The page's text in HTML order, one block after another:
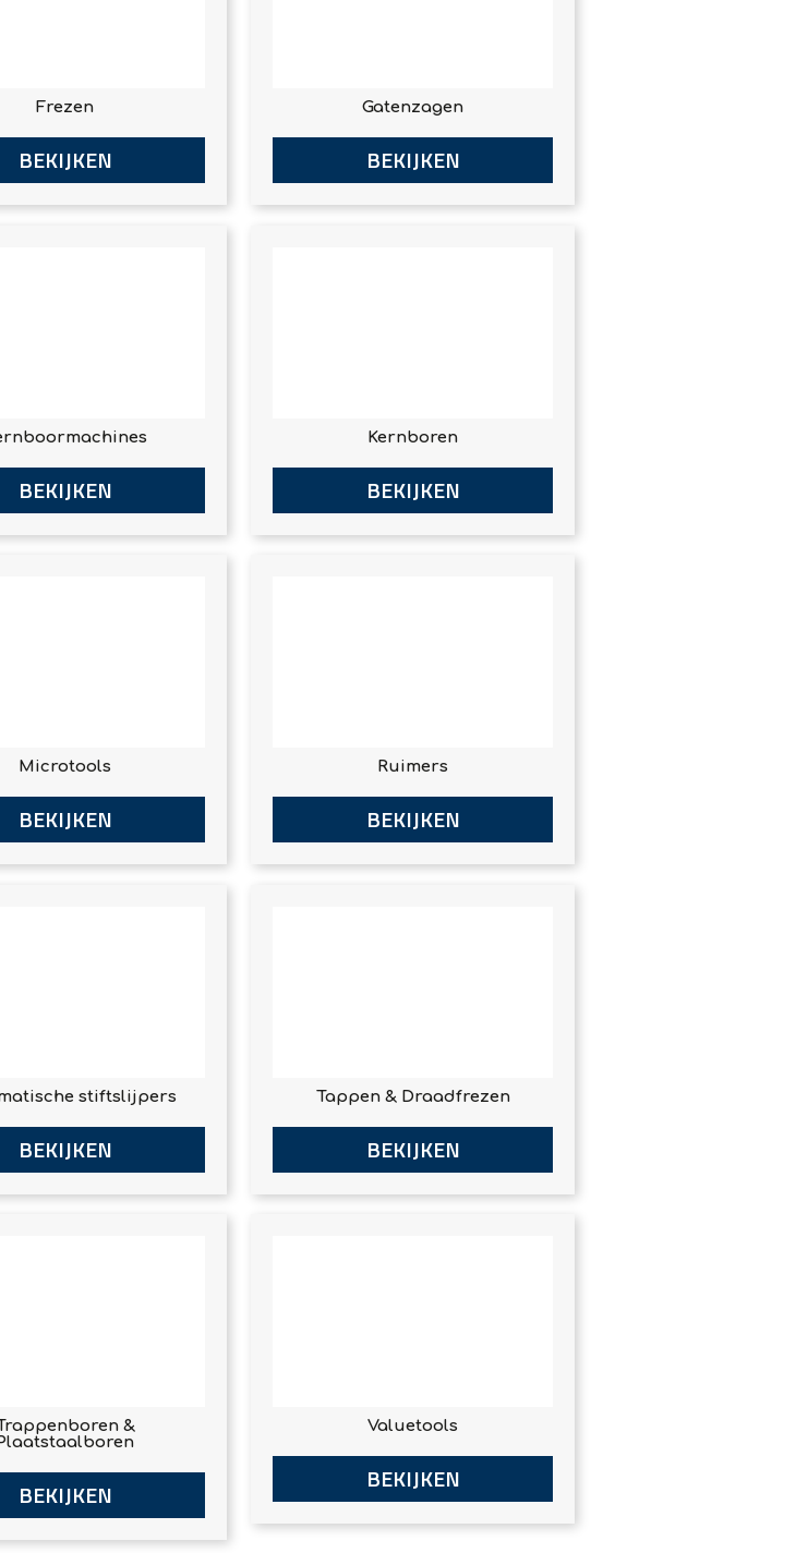
Frezen
BEKIJKEN
Gatenzagen
BEKIJKEN
BEKIJKEN
Kernboren
BEKIJKEN
Microtools
BEKIJKEN
Ruimers
BEKIJKEN
stiftslijpers
BEKIJKEN
Tappen & Draadfrezen
BEKIJKEN
&
BEKIJKEN
Valuetools
BEKIJKEN